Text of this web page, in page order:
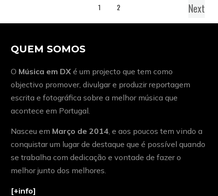
1 2 Next
QUEM SOMOS
O Música em DX é um projecto que tem como
objectivo promover, divulgar e produzir reportagem
escrita e fotográfica sobre a melhor música que
acontece em Portugal.
Nasceu em Março de 2014 , e aos poucos tem vindo a
conquistar um lugar de destaque que é possível quando
se trabalha com dedicação e vontade de fazer o
melhor junto dos melhores.
[+info]